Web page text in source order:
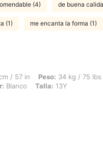
(4) de buena
(1) me encanta la forma (1)
34 kg / 75 lbs, Busto: 41 cm
/ 57 in Peso: 34 kg / 75 lbs
Blanco Talla: 13Y